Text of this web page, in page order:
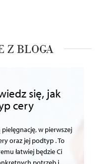
Z BLOGA
się, jak
cery
w pierwszej
oraz jej podtyp . To
łatwiej będzie Ci